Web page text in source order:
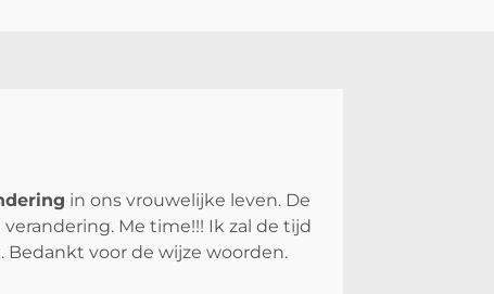
in ons vrouwelijke leven. De
Me time!!! Ik zal de tijd
Bedankt voor de wijze woorden.